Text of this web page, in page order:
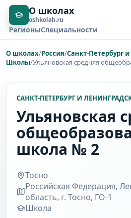
О школах
oshkolah.ru
РегионыСпециальности
О школах/Россия/Санкт-Петербург
Школы/Ульяновская средняя
САНКТ-ПЕТЕРБУРГ И
Ульяновская
школа № 2
Тосно
Российская Федерация,
область, г. Тосно, ГО-1
Школа